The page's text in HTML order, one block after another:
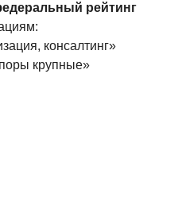
рейтинг
консалтинг»
крупные»